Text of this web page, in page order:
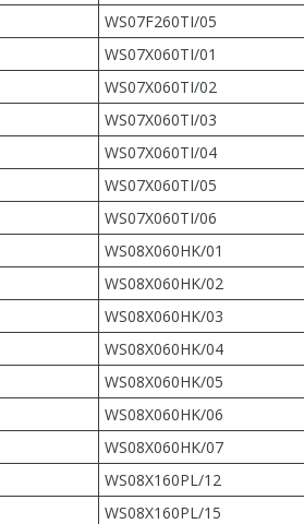
WS07F260TI/05
WS07X060TI/01
WS07X060TI/02
WS07X060TI/03
WS07X060TI/04
WS07X060TI/05
WS07X060TI/06
WS08X060HK/01
WS08X060HK/02
WS08X060HK/03
WS08X060HK/04
WS08X060HK/05
WS08X060HK/06
WS08X060HK/07
WS08X160PL/12
WS08X160PL/15